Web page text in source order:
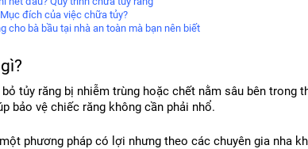
đích của việc chữa tủy?
cho bà bầu tại nhà an toàn mà bạn nên biết
tủy răng bị nhiễm trùng hoặc chết nằm sâu bên trong
bảo vệ chiếc răng không cần phải nhổ.
phương pháp có lợi nhưng theo các chuyên gia nha